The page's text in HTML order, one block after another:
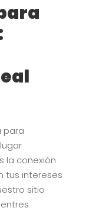
para
la conexión
tus intereses
sitio